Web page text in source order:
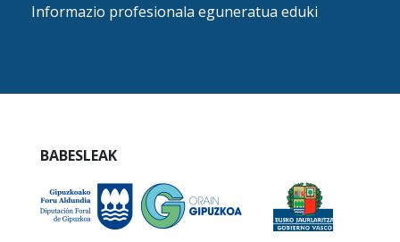
Informazio profesionala eguneratua eduki
BABESLEAK